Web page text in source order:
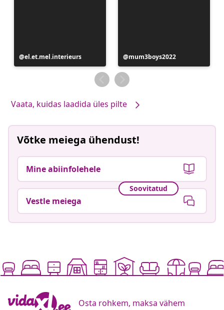
Postitus
avaldatud
el.et.mel.interieurs
Postitus
avaldatud
mum3boys2022
Vaata, kuidas laadida üles pilte
Võtke meiega ühendust!
Mine abiinfolehele
Soovitatud
Vestle meiega
Osta rohkem, maksa vähem